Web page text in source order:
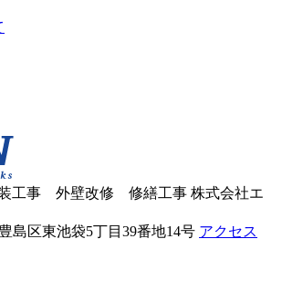
工事 外壁改修 修繕工事 株式会社エ
島区東池袋5丁目39番地14号 アクセス